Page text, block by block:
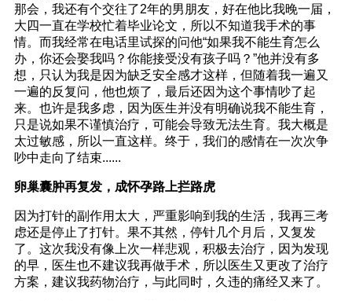
那会，我还有个交往了2年的男朋友，好在他比我晚一届，
大四一直在学校忙着毕业论文，所以不知道我手术的事
情。而我经常在电话里试探的问他“如果我不能生育怎么
办，你还会娶我吗？你能接受没有孩子吗？”他并没有多
想，只认为我是因为缺乏安全感才这样，但随着我一遍又
一遍的反复问，他也烦了，最后还因为这个事情吵了起
来。也许是我多虑，因为医生并没有明确说我不能生育，
只是说如果不谨慎治疗，可能会导致无法生育。我大概是
太过敏感，所以一直这样。终于，我们的感情在一次次争
吵中走向了结束......
卵巢囊肿再复发，成怀孕路上拦路虎
因为打针的副作用太大，严重影响到我的生活，我再三考
虑还是停止了打针。果不其然，停针几个月后，又复发
了。这次我没有像上次一样悲观，积极去治疗，因为发现
的早，医生也不建议我再做手术，所以医生又更改了治疗
方案，建议我药物治疗，与此同时，久违的痛经又来了。